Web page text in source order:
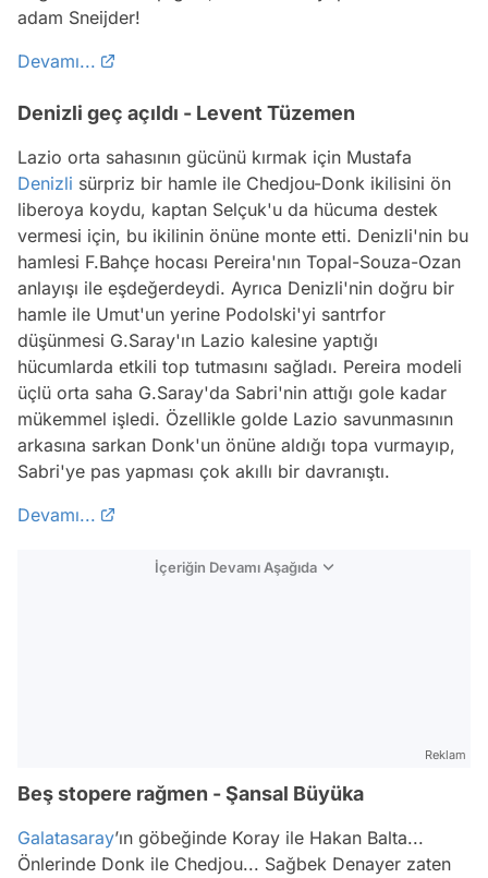
adam Sneijder!
Devamı...
Denizli geç açıldı - Levent Tüzemen
Lazio orta sahasının gücünü kırmak için Mustafa
Denizli sürpriz bir hamle ile Chedjou-Donk ikilisini ön
liberoya koydu, kaptan Selçuk'u da hücuma destek
vermesi için, bu ikilinin önüne monte etti. Denizli'nin bu
hamlesi F.Bahçe hocası Pereira'nın Topal-Souza-Ozan
anlayışı ile eşdeğerdeydi. Ayrıca Denizli'nin doğru bir
hamle ile Umut'un yerine Podolski'yi santrfor
düşünmesi G.Saray'ın Lazio kalesine yaptığı
hücumlarda etkili top tutmasını sağladı. Pereira modeli
üçlü orta saha G.Saray'da Sabri'nin attığı gole kadar
mükemmel işledi. Özellikle golde Lazio savunmasının
arkasına sarkan Donk'un önüne aldığı topa vurmayıp,
Sabri'ye pas yapması çok akıllı bir davranıştı.
Devamı...
İçeriğin Devamı Aşağıda
Reklam
Beş stopere rağmen - Şansal Büyüka
Galatasaray’ın göbeğinde Koray ile Hakan Balta...
Önlerinde Donk ile Chedjou... Sağbek Denayer zaten